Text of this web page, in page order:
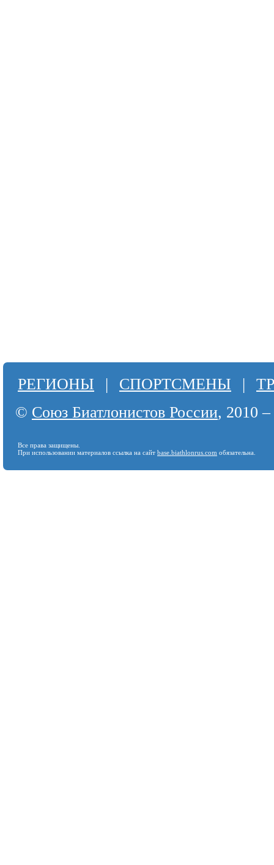
РЕГИОНЫ | СПОРТСМЕНЫ |
© Союз Биатлонистов России, 2010
Все права защищены.
При использовании материалов ссылка на сайт base.biathlonrus.com обязательна.